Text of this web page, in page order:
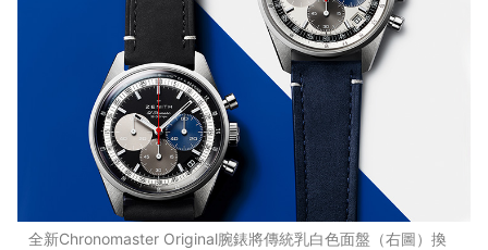
全新Chronomaster Original腕錶將傳統乳白色面盤（右圖）換